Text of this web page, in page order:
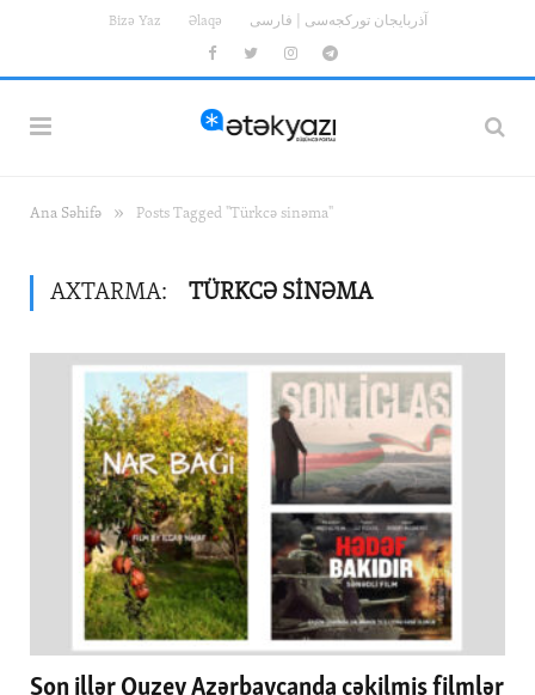
Bizə Yaz Əlaqə آذربایجان تورکجه‌سی | فارسی
FacebookTwitterInstagramTelegram
Ana Səhifə » Posts Tagged "Türkcə sinəma"
AXTARMA: TÜRKCƏ SINƏMA
Son illər Quzey Azərbaycanda çəkilmiş filmlər